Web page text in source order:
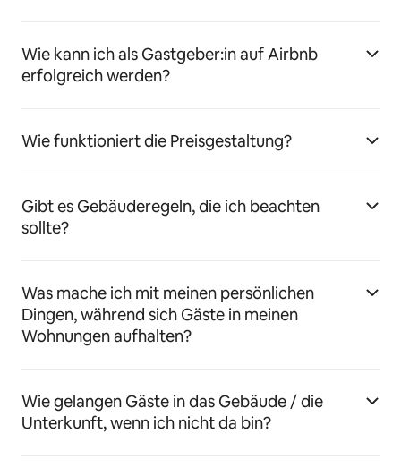
Wie kann ich als Gastgeber:in auf Airbnb
erfolgreich werden?
Wie funktioniert die Preisgestaltung?
Gibt es Gebäuderegeln, die ich beachten
sollte?
Was mache ich mit meinen persönlichen
Dingen, während sich Gäste in meinen
Wohnungen aufhalten?
Wie gelangen Gäste in das Gebäude / die
Unterkunft, wenn ich nicht da bin?